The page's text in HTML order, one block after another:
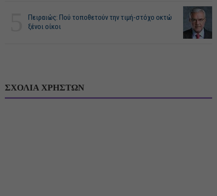
Πειραιώς: Πού τοποθετούν την τιμή-στόχο οκτώ
ξένοι οίκοι
ΣΧΟΛΙΑ ΧΡΗΣΤΩΝ